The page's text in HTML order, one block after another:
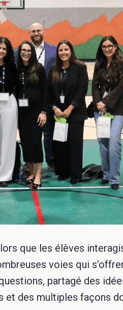
que les élèves
voies qui
partagé des
et des multiples façons